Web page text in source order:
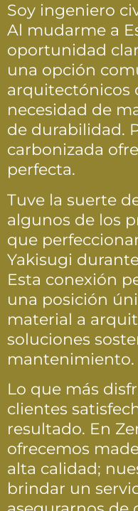
Soy ingeniero
Al mudarme a
oportunidad
una opción
arquitectónicos
necesidad de
de durabilidad.
carbonizada
perfecta.
Tuve la suerte
algunos de los
que
Yakisugi
Esta conexión
una posición
material a
soluciones
mantenimiento.
Lo que más
clientes
resultado. En
ofrecemos
alta calidad;
brindar un